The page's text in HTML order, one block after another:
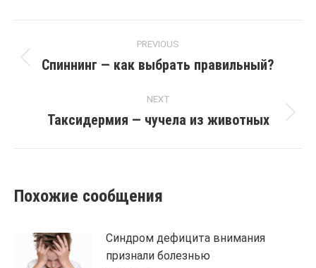
navigation
PREVIOUS
Previous
Спиннинг — как выбрать правильный?
NEXT
Next
Таксидермия — чучела из животных
Похожие сообщения
Синдром дефицита внимания
признали болезнью